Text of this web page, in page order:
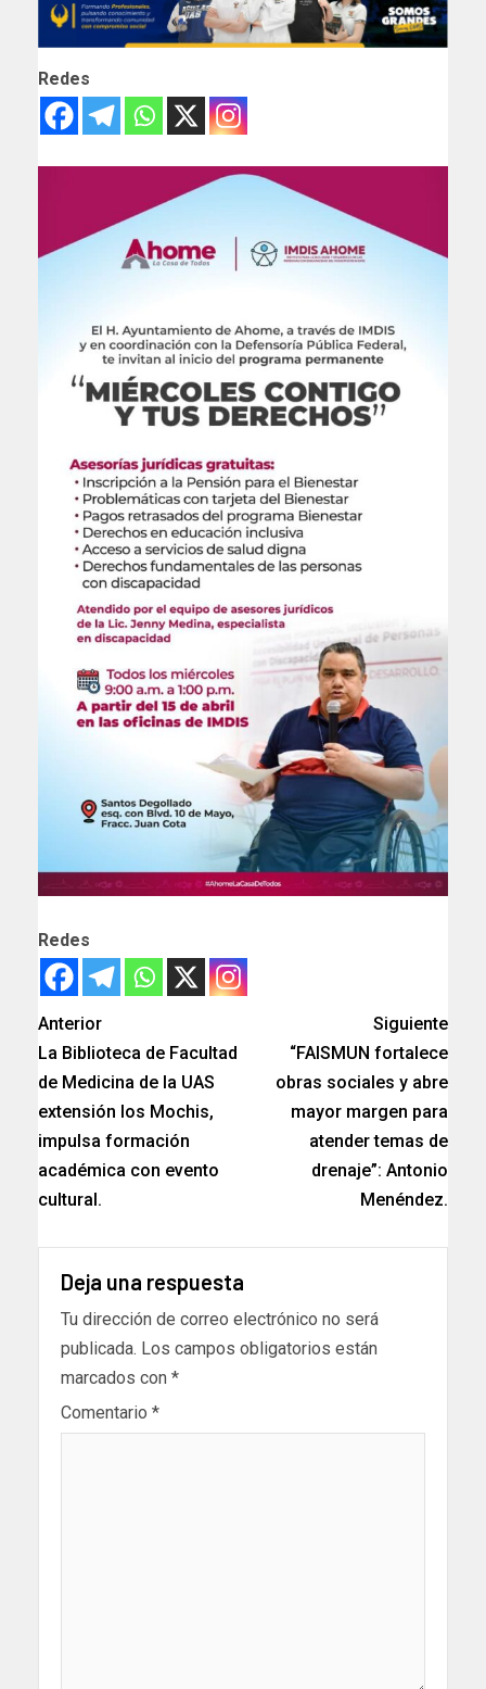
Redes
Redes
Anterior
La Biblioteca de Facultad
de Medicina de la UAS
extensión los Mochis,
impulsa formación
académica con evento
cultural.
Siguiente
“FAISMUN fortalece
obras sociales y abre
mayor margen para
atender temas de
drenaje”: Antonio
Menéndez.
Deja una respuesta
Tu dirección de correo electrónico no será
publicada. Los campos obligatorios están
marcados con *
Comentario *